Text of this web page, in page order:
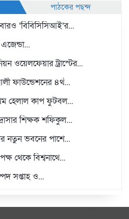
পাঠকের পছন্দ
‘বিবিসিসিআই’র...
ওয়েলফেয়ার ট্রাস্টের...
ফাউন্ডেশনের ৪র্থ...
হেলাল কাপ ফুটবল...
শিক্ষক শফিকুল...
নতুন ভবনের পাশে...
থেকে বিশ্বনাথে...
সপ্তাহ ও...